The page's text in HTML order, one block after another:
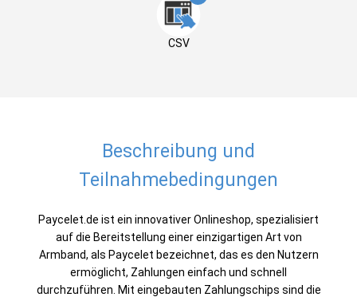
CSV
Beschreibung und
Teilnahmebedingungen
Paycelet.de ist ein innovativer Onlineshop, spezialisiert
auf die Bereitstellung einer einzigartigen Art von
Armband, als Paycelet bezeichnet, das es den Nutzern
ermöglicht, Zahlungen einfach und schnell
durchzuführen. Mit eingebauten Zahlungschips sind die